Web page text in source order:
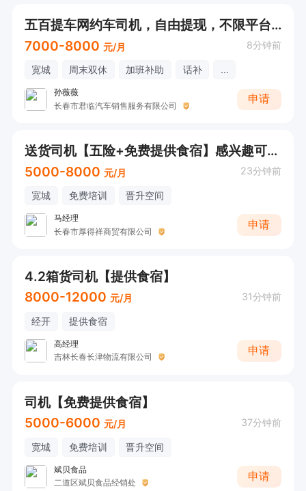
五百提车网约车司机，自由提现，不限平台不锁流水
7000-8000 元/月 8分钟前
宽城 周末双休 加班补助 话补 ...
孙薇薇
长春市君临汽车销售服务有限公司
申请
送货司机【五险+免费提供食宿】感兴趣可直接电话联系
5000-8000 元/月 23分钟前
宽城 免费培训 晋升空间
马经理
长春市厚得祥商贸有限公司
申请
4.2箱货司机【提供食宿】
8000-12000 元/月 31分钟前
经开 提供食宿
高经理
吉林长春长津物流有限公司
申请
司机【免费提供食宿】
5000-6000 元/月 37分钟前
宽城 免费培训 晋升空间
斌贝食品
二道区斌贝食品经销处
申请